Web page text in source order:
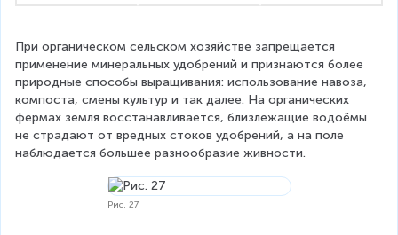
При органическом сельском хозяйстве запрещается
применение минеральных удобрений и признаются более
природные способы выращивания: использование навоза,
компоста, смены культур и так далее. На органических
фермах земля восстанавливается, близлежащие водоёмы
не страдают от вредных стоков удобрений, а на поле
наблюдается большее разнообразие живности.
Рис. 27